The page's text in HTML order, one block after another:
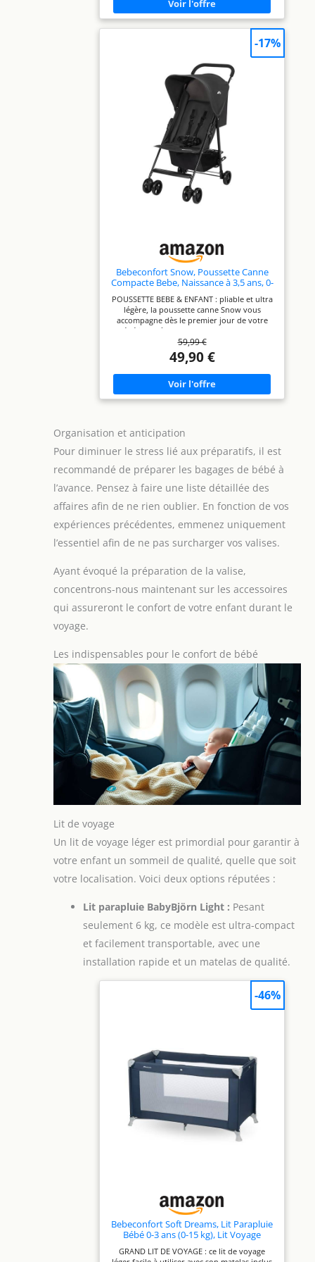
d'une simple pression d'un bouton, ce qui
permet de la ranger ou de la transporter
très facilement. CONCEPTION COMPACTE ET
ultracompact (63,5 cm x 46,5 cm x 31 cm), elle
est légère (7,2 kg) et facilement transportable
lorsque vous êtes en déplacement
INCLINABLE D'UNE SEULE MAIN : La Sunlite
assure des déplacements confortables dès la
naissance et passe de la position allongée à
la position assise en inclinant le siège sur 3
positions d'une seule main PANIER DE
RANGEMENT JUSQU'À 5 KG : le panier de
rangement spacieux permet de ranger
jusqu'à 5 kg d'objets essentiels, ce qui
permet de ne rien oublier lors des aventures
en plein air avec votre enfant FINITIONS EN
CUIR ÉLÉGANTES : la poignée et la barre de
sécurité aux finitions élégantes de la Sunlite
ajoutent une touche de style et de
Bebeconfort Snow, Poussette Canne
Compacte Bebe, Naissance à 3,5 ans, 0-
Ultra Légère et Pliable, Mineral
Graphite
POUSSETTE BEBE & ENFANT : pliable et ultra
légère, la poussette canne Snow vous
accompagne dès le premier jour de votre
bébé jusqu'à ses 3,5 ans environ (15 kg) -
pour les moments en famille ou les tâches
quotidiennes ASSISE NOUVEAU-NÉ AVEC
POSITION ALLONGEE : s'inclinant totalement,
l'assise confortable de la poussette canne
Snow accueille votre nouveau-né dès son
premier jour et se transforme ensuite en un
siège confortable pour tout-petits (jusqu'à
kg, Snow ne vous alourdira et ne vous
gênera pas, peu importe les défis du
quotidien PLIAGE COMPACT À PLAT : cette
poussette bébé légère se plie à plat en
quelques secondes, ce qui la rend facile à
ranger ou à transporter - idéale pour un
usage quotidien BLOCAGE DES ROUES
AVANT : les roues avant verrouillables
maintiennent la stabilité de la poussette
canne sur les surfaces inégales, offrant un
meilleur contrôle et une conduite plus
d'un panier sous l'assise pouvant contenir
jusqu'à 2 kg, parfait pour garder vos
accessoires à portée de main
59,99 €
49,90 €
-17%
Organisation et anticipation
Pour diminuer le stress lié aux préparatifs, il est
recommandé de préparer les bagages de bébé à
l’avance. Pensez à faire une liste détaillée des
affaires afin de ne rien oublier. En fonction de vos
expériences précédentes, emmenez uniquement
l’essentiel afin de ne pas surcharger vos valises.
Ayant évoqué la préparation de la valise,
concentrons-nous maintenant sur les accessoires
qui assureront le confort de votre enfant durant le
voyage.
Les indispensables pour le confort de bébé
Lit de voyage
Un lit de voyage léger est primordial pour garantir à
votre enfant un sommeil de qualité, quelle que soit
votre localisation. Voici deux options réputées :
Lit parapluie BabyBjörn Light : Pesant
seulement 6 kg, ce modèle est ultra-compact
et facilement transportable, avec une
installation rapide et un matelas de qualité.
Bebeconfort Soft Dreams, Lit Parapluie
Bébé 0-3 ans (0-15 kg), Lit Voyage
(60 x 120 cm), Sac de Transport, Pliage
GRAND LIT DE VOYAGE : ce lit de voyage
-46%